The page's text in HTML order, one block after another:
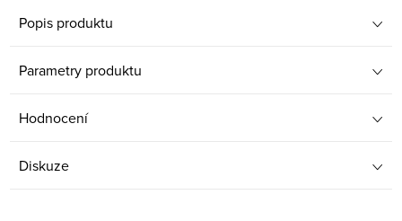
Popis produktu
Parametry produktu
Hodnocení
Diskuze